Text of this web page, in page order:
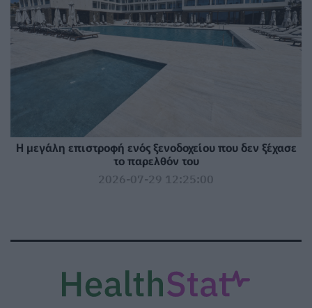
Η μεγάλη επιστροφή ενός ξενοδοχείου που δεν ξέχασε
το παρελθόν του
2026-07-29 12:25:00